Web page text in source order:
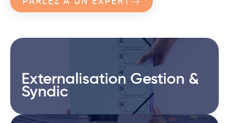
Externalisation Gestion &
Syndic
Externalisation Gestion &
Syndic